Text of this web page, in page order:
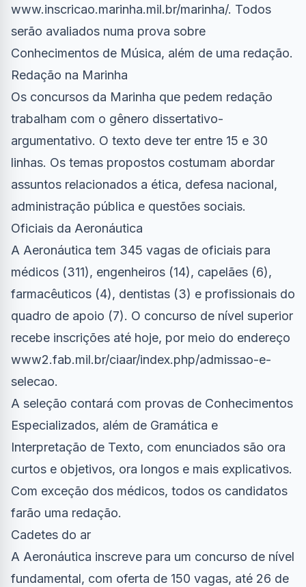
www.inscricao.marinha.mil.br/marinha/. Todos
serão avaliados numa prova sobre
Conhecimentos de Música, além de uma redação.
Redação na Marinha
Os concursos da Marinha que pedem redação
trabalham com o gênero dissertativo-
argumentativo. O texto deve ter entre 15 e 30
linhas. Os temas propostos costumam abordar
assuntos relacionados a ética, defesa nacional,
administração pública e questões sociais.
Oficiais da Aeronáutica
A Aeronáutica tem 345 vagas de oficiais para
médicos (311), engenheiros (14), capelães (6),
farmacêuticos (4), dentistas (3) e profissionais do
quadro de apoio (7). O concurso de nível superior
recebe inscrições até hoje, por meio do endereço
www2.fab.mil.br/ciaar/index.php/admissao-e-
selecao.
A seleção contará com provas de Conhecimentos
Especializados, além de Gramática e
Interpretação de Texto, com enunciados são ora
curtos e objetivos, ora longos e mais explicativos.
Com exceção dos médicos, todos os candidatos
farão uma redação.
Cadetes do ar
A Aeronáutica inscreve para um concurso de nível
fundamental, com oferta de 150 vagas, até 26 de